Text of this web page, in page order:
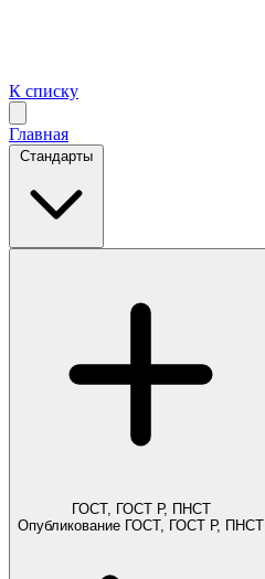
К списку
Главная
Стандарты
ГОСТ, ГОСТ Р, ПНСТ
Опубликование ГОСТ, ГОСТ Р, ПНСТ